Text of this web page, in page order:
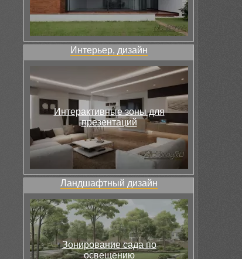
Интерьер, дизайн
Интерактивные зоны для
презентаций
Ландшафтный дизайн
Зонирование сада по
освещению